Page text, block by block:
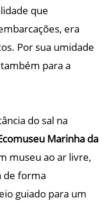
que
era
Por sua umidade
para a
do sal na
Marinha da
museu ao ar livre,
de forma
guiado para um